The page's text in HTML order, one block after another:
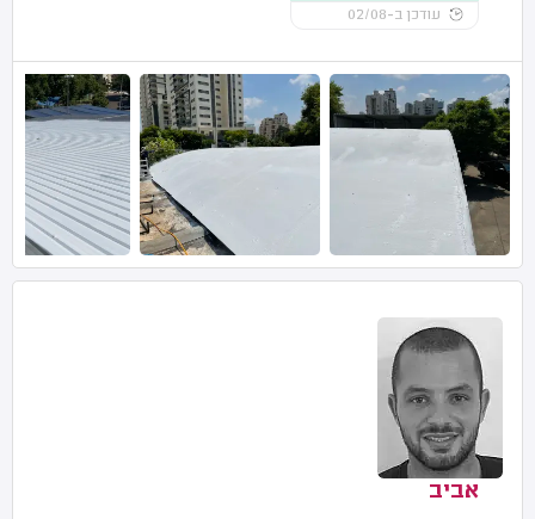
עודכן ב-02/08
אביב